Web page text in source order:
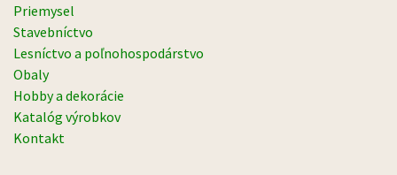
Priemysel
Stavebníctvo
Lesníctvo a poľnohospodárstvo
Obaly
Hobby a dekorácie
Katalóg výrobkov
Kontakt